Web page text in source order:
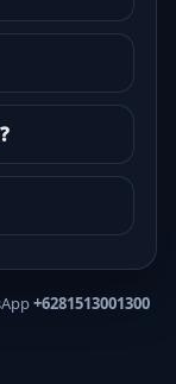
+6281513001300